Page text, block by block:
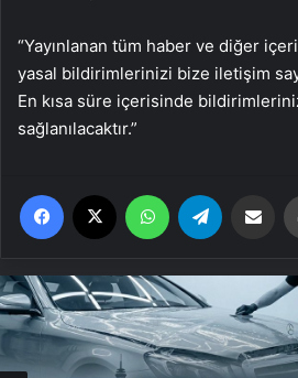
“Yayınlanan tüm haber ve diğer
yasal bildirimlerinizi bize iletişim
En kısa süre içerisinde
sağlanılacaktır.”
Facebook WhatsApp